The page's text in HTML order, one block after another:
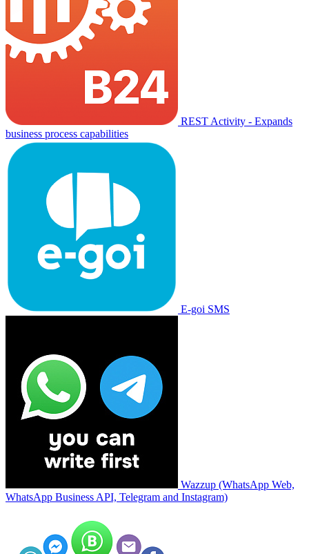
REST Activity - Expands
business process capabilities
E-goi SMS
Wazzup (WhatsApp Web,
WhatsApp Business API, Telegram and Instagram)